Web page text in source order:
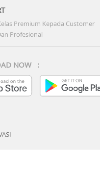
Premium Kepada Customer
Profesional
NOW :